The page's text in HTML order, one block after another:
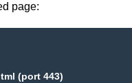
page:
(port 443)